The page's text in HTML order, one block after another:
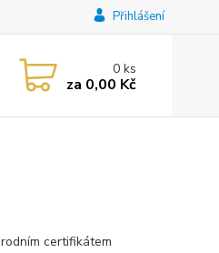
Přihlášení
0ks
za 0,00 Kč
certifikátem